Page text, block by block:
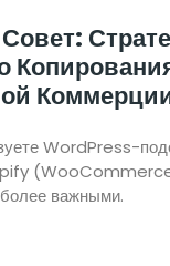
WordPress-
важными.